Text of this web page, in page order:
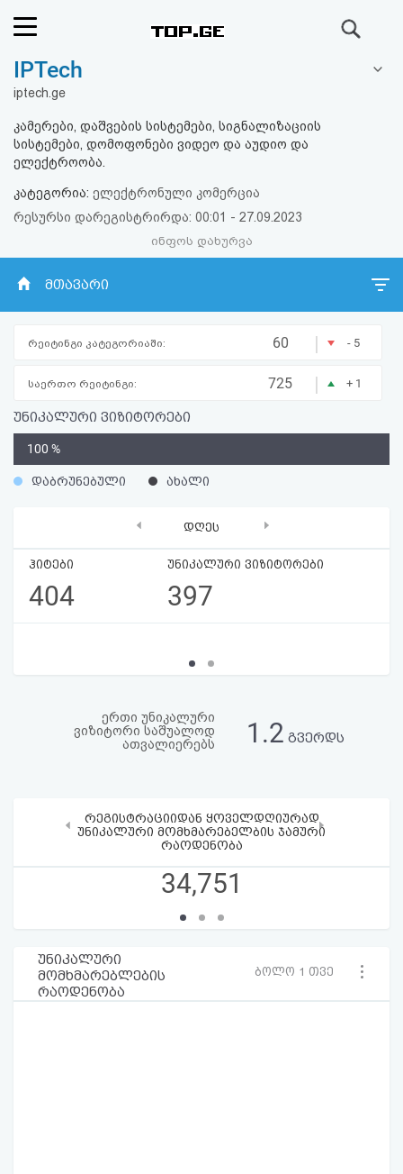
რეიტინგი
ფოსტა
ავტორიზაცია
რეგისტრაცია
პაროლის
აღდგენა
HTML
სალიცენზიო
IPTech
iptech.ge
კამერები, დაშვების სისტემები, სიგნალიზაციის
სისტემები, დომოფონები ვიდეო და აუდიო და
ელექტროობა.
კატეგორია: ელექტრონული კომერცია
რესურსი დარეგისტრირდა: 00:01 - 27.09.2023
ინფოს დახურვა
მთავარი
რეიტინგი კატეგორიაში: 60 | - 5
საერთო რეიტინგი: 725 | + 1
უნიკალური ვიზიტორები
%
100 %
დაბრუნებული ახალი
დღეს
ჰიტები
404
უნიკალური ვიზიტორები
397
‹ ›
ერთი უნიკალური
ვიზიტორი საშუალოდ
ათვალიერებს
1.2 გვერდს
რეგისტრაციიდან ყოველდღიურად
უნიკალური მომხმარებელბის ჯამური
რაოდენობა
34,751
‹ ›
უნიკალური
მომხმარებლების
რაოდენობა
ბოლო 1 თვე